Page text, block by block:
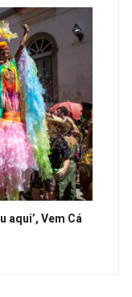
aqui’, Vem Cá